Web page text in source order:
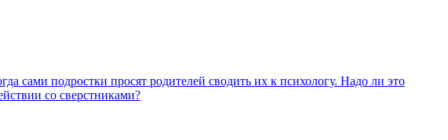
сами подростки просят родителей сводить их к психологу. Надо ли это
со сверстниками?